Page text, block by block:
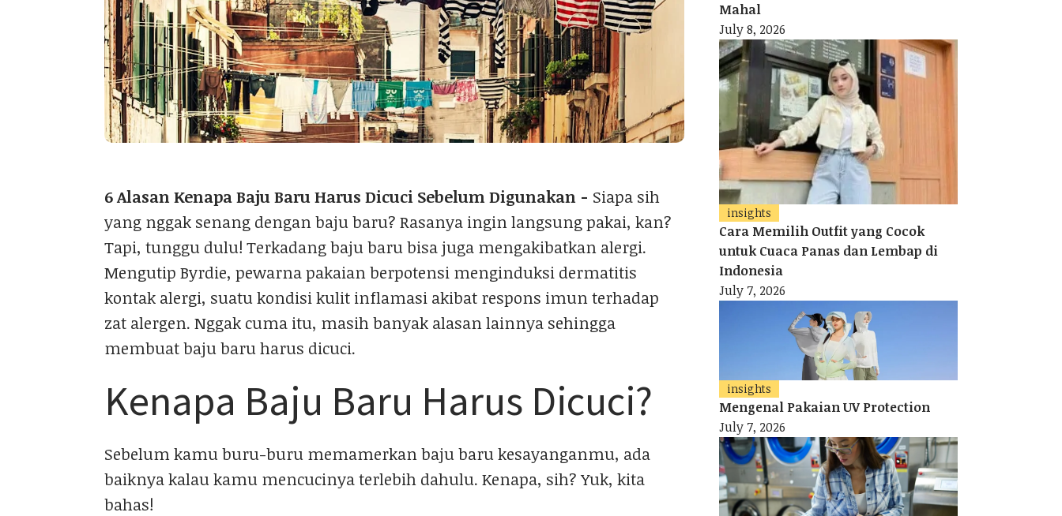
6 Alasan Kenapa Baju Baru Harus Dicuci Sebelum Digunakan - Siapa sih
yang nggak senang dengan baju baru? Rasanya ingin langsung pakai, kan?
Tapi, tunggu dulu! Terkadang baju baru bisa juga mengakibatkan alergi.
Mengutip Byrdie, pewarna pakaian berpotensi menginduksi dermatitis
kontak alergi, suatu kondisi kulit inflamasi akibat respons imun terhadap
zat alergen. Nggak cuma itu, masih banyak alasan lainnya sehingga
membuat baju baru harus dicuci.
Kenapa Baju Baru Harus Dicuci?
Sebelum kamu buru-buru memamerkan baju baru kesayanganmu, ada
baiknya kalau kamu mencucinya terlebih dahulu. Kenapa, sih? Yuk, kita
bahas!
Mahal
July 8, 2026
insights
Cara Memilih Outfit yang Cocok
untuk Cuaca Panas dan Lembap di
Indonesia
July 7, 2026
insights
Mengenal Pakaian UV Protection
July 7, 2026